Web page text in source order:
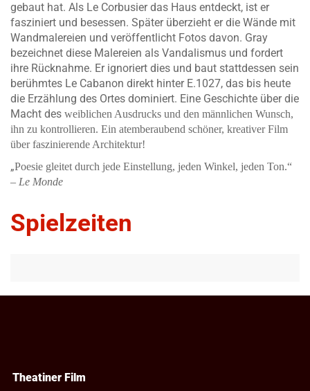
gebaut hat. Als Le Corbusier das Haus entdeckt, ist er
fasziniert und besessen. Später überzieht er die Wände mit
Wandmalereien und veröffentlicht Fotos davon. Gray
bezeichnet diese Malereien als Vandalismus und fordert
ihre Rücknahme. Er ignoriert dies und baut stattdessen sein
berühmtes Le Cabanon direkt hinter E.1027, das bis heute
die Erzählung des Ortes dominiert. Eine Geschichte über die
Macht des weiblichen Ausdrucks und den männlichen Wunsch,
ihn zu kontrollieren. Ein atemberaubend schöner, kreativer Film
über faszinierende Architektur!
„Poesie gleitet durch jede Einstellung, jeden Winkel, jeden Ton.“
– Le Monde
Spielzeiten
Theatiner Film